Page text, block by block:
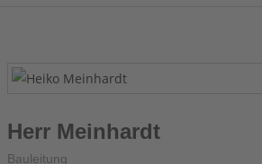
Herr Meinhardt
Bauleitung